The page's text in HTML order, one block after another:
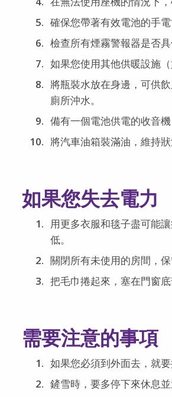
確保您帶著有效電池的手電
檢查所有煙霧警報器是否具
如果您使用其他供暖設施
將瓶裝水放在身邊，可供
廁所沖水。
備有一個電池供電的收音
將汽車油箱裝滿油，維持狀
如果您失去電力
用更多衣服和毯子盡可能
低。
關閉所有未使用的房間，保
把毛巾捲起來，塞在門窗底
需要注意的事項
如果您必須到外面去，就
鏟雪時，要多停下來休息並